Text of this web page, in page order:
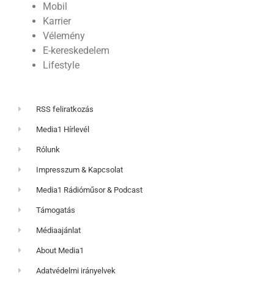
Mobil
Karrier
Vélemény
E-kereskedelem
Lifestyle
RSS feliratkozás
Media1 Hírlevél
Rólunk
Impresszum & Kapcsolat
Media1 Rádióműsor & Podcast
Támogatás
Médiaajánlat
About Media1
Adatvédelmi irányelvek